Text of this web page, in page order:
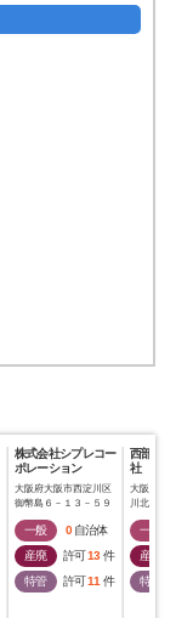
株式会社シプレコー
ポレーション
大阪府大阪市西淀川区
御幣島６－１３－５９
一般 0 自治体
産廃
許可13 件
特管
許可11 件
西部サ
社
大阪府大
川北３－
一般
産廃
特管